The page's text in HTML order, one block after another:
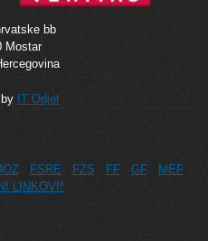
bb
Mostar
IT Odjel
FSRE FZS FF GF
MEF
LINKOVI*